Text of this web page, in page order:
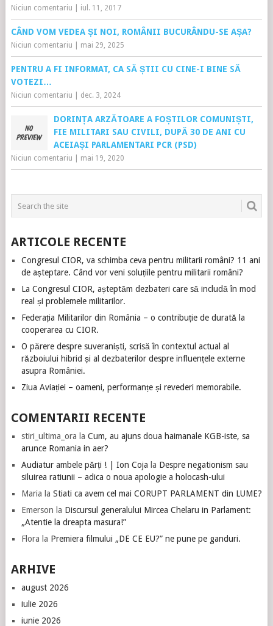
Niciun comentariu iul. 11, 2017
CÂND VOM VEDEA ȘI NOI, ROMÂNII BUCURÂNDU-SE AȘA?
Niciun comentariu mai 29, 2025
PENTRU A FI INFORMAT, CA SĂ ȘTII CU CINE-I BINE SĂ
VOTEZI…
Niciun comentariu dec. 3, 2024
DORINȚA ARZĂTOARE A FOȘTILOR COMUNIȘTI,
FIE MILITARI SAU CIVILI, DUPĂ 30 DE ANI CU
ACEIAȘI PARLAMENTARI PCR (PSD)
Niciun comentariu mai 19, 2020
ARTICOLE RECENTE
Congresul CIOR, va schimba ceva pentru militarii români? 11 ani
de așteptare. Când vor veni soluțiile pentru militarii români?
La Congresul CIOR, așteptăm dezbateri care să includă în mod
real și problemele militarilor.
Federația Militarilor din România – o contribuție de durată la
cooperarea cu CIOR.
O părere despre suveraniști, scrisă în contextul actual al
războiului hibrid și al dezbaterilor despre influențele externe
asupra României.
Ziua Aviației – oameni, performanțe și revederi memorabile.
COMENTARII RECENTE
stiri_ultima_ora la Cum, au ajuns doua haimanale KGB-iste, sa
arunce Romania in aer?
Audiatur ambele părți ! | Ion Coja la Despre negationism sau
siluirea ratiunii – adica o noua apologie a holocash-ului
Maria la Stiati ca avem cel mai CORUPT PARLAMENT din LUME?
Emerson la Discursul generalului Mircea Chelaru in Parlament:
„Atentie la dreapta masura!”
Flora la Premiera filmului „DE CE EU?” ne pune pe ganduri.
ARHIVE
august 2026
iulie 2026
iunie 2026